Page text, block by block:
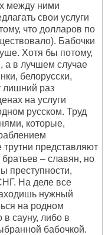
между ними
свои услуги
что долларов по
Бабочки
Хотя бы потому,
а в лучшем случае
белорусски,
лишний раз
на услуги
русском. Труд
которые,
представляют
– славян, но
преступности,
На деле все
нужный
на родном
сауну, либо в
бабочкой.